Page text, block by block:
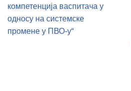
компетенција васпитача у
односу на системске
промене у ПВО-у“